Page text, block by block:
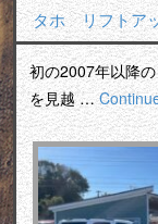
タホ リフトア
初の2007年以降
を見越 …